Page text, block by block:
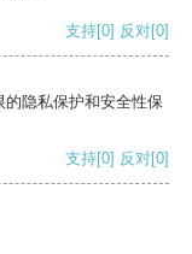
支持[0] 反对[0]
隐私保护和安全性保
支持[0] 反对[0]